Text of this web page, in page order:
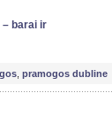
barai ir
pramogos dubline